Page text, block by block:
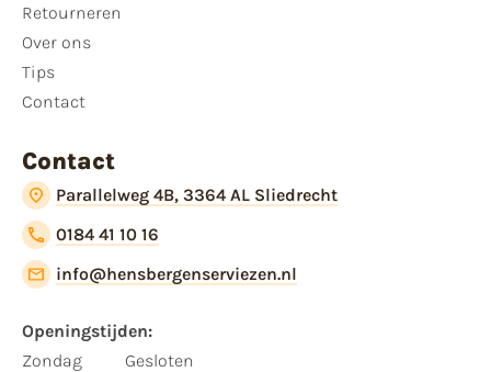
Retourneren
Over ons
Tips
Contact
Contact
Parallelweg 4B, 3364 AL Sliedrecht
0184 41 10 16
info@hensbergenserviezen.nl
Openingstijden:
Zondag
Gesloten